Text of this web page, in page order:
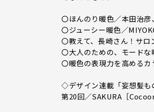
〇ほんのり暖色／本田治
〇ジューシー暖色／
〇教えて、長崎さん！サロ
〇大人のための、モードな
〇暖色の表現力を高めるカ
◇デザイン連載「妄想髪も
第20回／SAKURA［Cocoon